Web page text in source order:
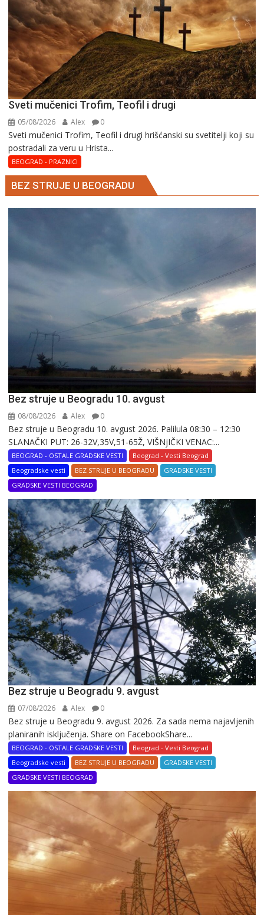
Sveti mučenici Trofim, Teofil i drugi
05/08/2026 Alex 0
Sveti mučenici Trofim, Teofil i drugi hrišćanski su svetitelji koji su
postradali za veru u Hrista...
BEOGRAD - PRAZNICI
BEZ STRUJE U BEOGRADU
Bez struje u Beogradu 10. avgust
08/08/2026 Alex 0
Bez struje u Beogradu 10. avgust 2026. Palilula 08:30 – 12:30
SLANAČKI PUT: 26-32V,35V,51-65Ž, VIŠNjIČKI VENAC:...
BEOGRAD - OSTALE GRADSKE VESTI
Beograd - Vesti Beograd
Beogradske vesti
BEZ STRUJE U BEOGRADU
GRADSKE VESTI
GRADSKE VESTI BEOGRAD
Bez struje u Beogradu 9. avgust
07/08/2026 Alex 0
Bez struje u Beogradu 9. avgust 2026. Za sada nema najavljenih
planiranih isključenja. Share on FacebookShare...
BEOGRAD - OSTALE GRADSKE VESTI
Beograd - Vesti Beograd
Beogradske vesti
BEZ STRUJE U BEOGRADU
GRADSKE VESTI
GRADSKE VESTI BEOGRAD